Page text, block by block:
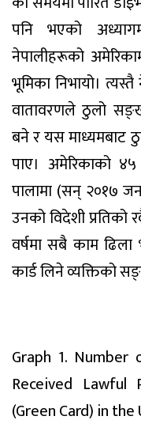
पनि भएको
नेपालीहरूको
भूमिका निभायो।
वातावरणले ठुलो
बने र यस माध्यमबाट
पाए। अमेरिकाको
पालामा (सन् २०१७
उनको विदेशी
वर्षमा सबै काम
कार्ड लिने व्यक्तिको
Graph 1.
Received Lawful
(Green Card) in the